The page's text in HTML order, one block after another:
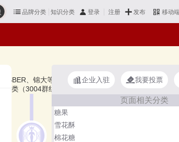
品牌分类 知识分类 登录 注册 发布 移动
、锦大等，上榜牛轧糖十大品牌榜单和著名牛轧
类（3004群组）。榜单更新时间：2026年07月24日
企业入驻 我要投票
页面相关分类
糖果
雪花酥
棉花糖